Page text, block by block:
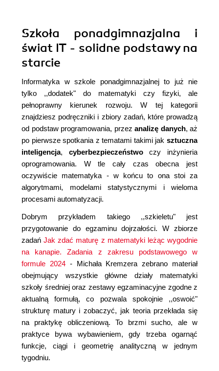
Szkoła ponadgimnazjalna i
świat IT - solidne podstawy na
starcie
Informatyka w szkole ponadgimnazjalnej to już nie
tylko ,,dodatek" do matematyki czy fizyki, ale
pełnoprawny kierunek rozwoju. W tej kategorii
znajdziesz podręczniki i zbiory zadań, które prowadzą
od podstaw programowania, przez analizę danych, aż
po pierwsze spotkania z tematami takimi jak sztuczna
inteligencja, cyberbezpieczeństwoczy inżynieria
oprogramowania. W tle cały czas obecna jest
oczywiście matematyka - w końcu to ona stoi za
algorytmami, modelami statystycznymi i wieloma
procesami automatyzacji.
Dobrym przykładem takiego ,,szkieletu" jest
przygotowanie do egzaminu dojrzałości. W zbiorze
zadańJak zdać maturę z matematyki leżąc wygodnie
na kanapie. Zadania z zakresu podstawowego w
formule 2024- Michała Kremzera zebrano materiał
obejmujący wszystkie główne działy matematyki
szkoły średniej oraz zestawy egzaminacyjne zgodne z
aktualną formułą, co pozwala spokojnie ,,oswoić"
strukturę matury i zobaczyć, jak teoria przekłada się
na praktykę obliczeniową. To brzmi sucho, ale w
praktyce bywa wybawieniem, gdy trzeba ogarnąć
funkcje, ciągi i geometrię analityczną w jednym
tygodniu.